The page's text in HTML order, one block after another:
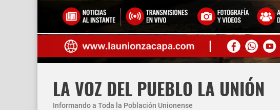
LA VOZ DEL PUEBLO LA UNIÓN
Informando a Toda la Población Unionense